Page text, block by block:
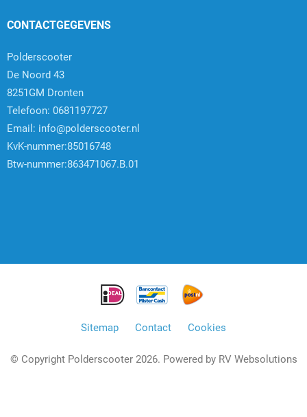
CONTACTGEGEVENS
Polderscooter
De Noord 43
8251GM Dronten
Telefoon: 0681197727
Email: info@polderscooter.nl
KvK-nummer:85016748
Btw-nummer:863471067.B.01
Sitemap Contact Cookies
© Copyright Polderscooter 2026. Powered by RV Websolutions